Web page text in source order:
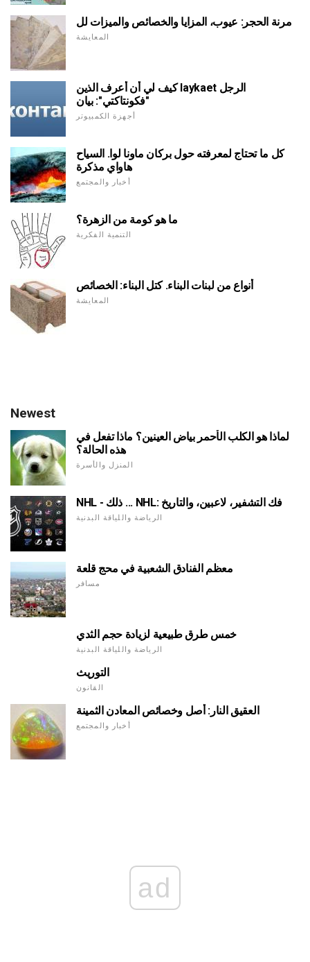
مرنة الحجر: عيوب، المزايا والخصائص والميزات لل
المعايشة
كيف لي أن أعرف الذين laykaet الرجل
"فكونتاكتي": بيان
أجهزة الكمبيوتر
كل ما تحتاج لمعرفته حول بركان ماونا لوا. السياح
هاواي مذكرة
أخبار والمجتمع
ما هو كومة من الزهرة؟
التنمية الفكرية
أنواع من لبنات البناء. كتل البناء: الخصائص
المعايشة
Newest
لماذا هو الكلب الأحمر بياض العينين؟ ماذا تفعل في
هذه الحالة؟
المنزل والأسرة
NHL - ذلك ... NHL: فك التشفير، لاعبين، والتاريخ
الرياضة واللياقة البدنية
معظم الفنادق الشعبية في محج قلعة
مسافر
خمس طرق طبيعية لزيادة حجم الثدي
الرياضة واللياقة البدنية
التوريث
القانون
العقيق النار: أصل وخصائص المعادن الثمينة
أخبار والمجتمع
ad